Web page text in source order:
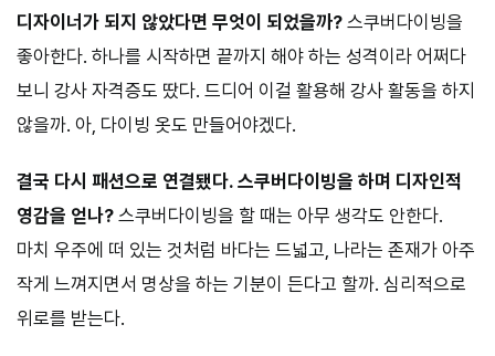
디자이너가 되지 않았다면 무엇이 되었을까? 스쿠버다이빙을
좋아한다. 하나를 시작하면 끝까지 해야 하는 성격이라 어쩌다
보니 강사 자격증도 땄다. 드디어 이걸 활용해 강사 활동을 하지
않을까. 아, 다이빙 옷도 만들어야겠다.
결국 다시 패션으로 연결됐다. 스쿠버다이빙을 하며 디자인적
영감을 얻나? 스쿠버다이빙을 할 때는 아무 생각도 안한다.
마치 우주에 떠 있는 것처럼 바다는 드넓고, 나라는 존재가 아주
작게 느껴지면서 명상을 하는 기분이 든다고 할까. 심리적으로
위로를 받는다.